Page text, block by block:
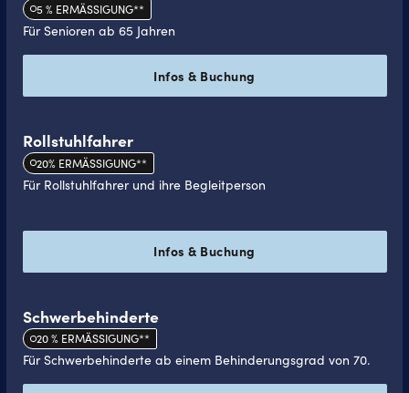
5 % ERMÄSSIGUNG**
Für Senioren ab 65 Jahren
Infos & Buchung
Rollstuhlfahrer
20% ERMÄSSIGUNG**
Für Rollstuhlfahrer und ihre Begleitperson
Infos & Buchung
Schwerbehinderte
20 % ERMÄSSIGUNG**
Für Schwerbehinderte ab einem Behinderungsgrad von 70.